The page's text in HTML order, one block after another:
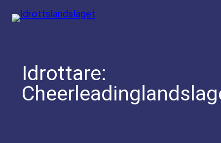
Hoppa
Idrottare: